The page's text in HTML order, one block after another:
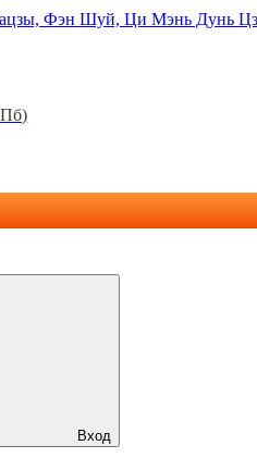
Фэн Шуй, Ци Мэнь Дунь
Вход